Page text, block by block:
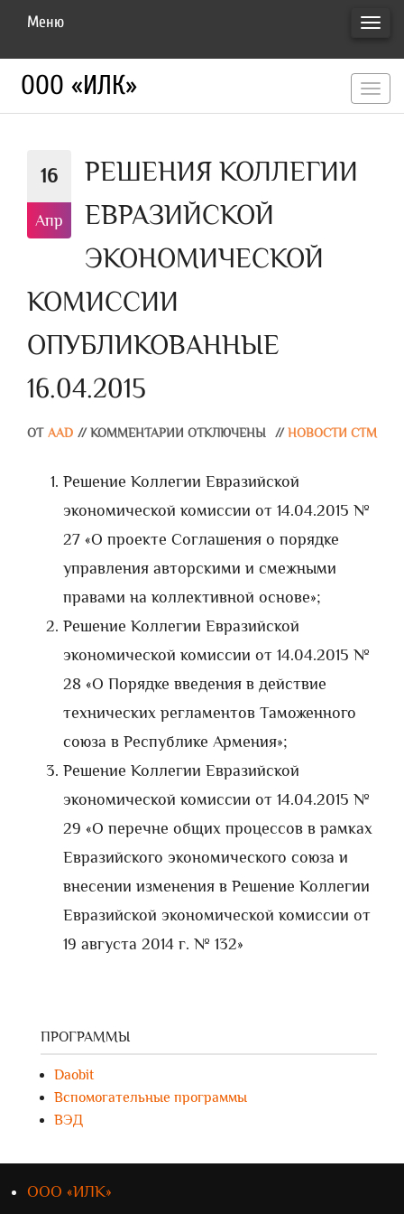
Меню
ООО «ИЛК»
16
Апр
РЕШЕНИЯ КОЛЛЕГИИ
ЕВРАЗИЙСКОЙ
ЭКОНОМИЧЕСКОЙ
КОМИССИИ
ОПУБЛИКОВАННЫЕ
16.04.2015
ОТ AAD // КОММЕНТАРИИ ОТКЛЮЧЕНЫ // НОВОСТИ СТМ
Решение Коллегии Евразийской
экономической комиссии от 14.04.2015 №
27 «О проекте Соглашения о порядке
управления авторскими и смежными
правами на коллективной основе»;
Решение Коллегии Евразийской
экономической комиссии от 14.04.2015 №
28 «О Порядке введения в действие
технических регламентов Таможенного
союза в Республике Армения»;
Решение Коллегии Евразийской
экономической комиссии от 14.04.2015 №
29 «О перечне общих процессов в рамках
Евразийского экономического союза и
внесении изменения в Решение Коллегии
Евразийской экономической комиссии от
19 августа 2014 г. № 132»
ПРОГРАММЫ
Daobit
Вспомогательные программы
ВЭД
ООО «ИЛК»